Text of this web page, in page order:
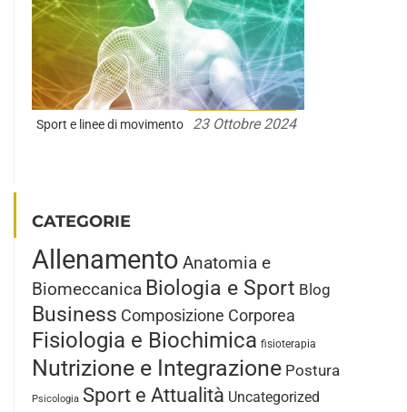
Sport e linee di movimento 23 Ottobre 2024
CATEGORIE
Allenamento Anatomia e
Biomeccanica Biologia e Sport Blog
Business Composizione Corporea
Fisiologia e Biochimica fisioterapia
Nutrizione e Integrazione Postura
Psicologia Sport e Attualità Uncategorized